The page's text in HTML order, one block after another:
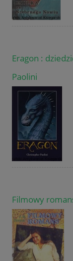
Eragon :
Paolini
Filmowy